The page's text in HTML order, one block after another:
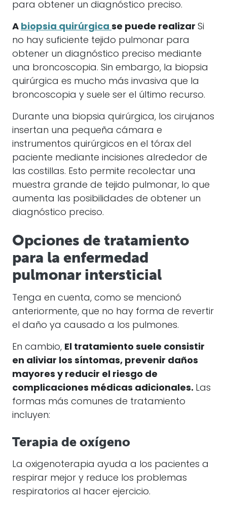
para obtener un diagnóstico preciso.
A biopsia quirúrgica se puede realizar Si
no hay suficiente tejido pulmonar para
obtener un diagnóstico preciso mediante
una broncoscopia. Sin embargo, la biopsia
quirúrgica es mucho más invasiva que la
broncoscopia y suele ser el último recurso.
Durante una biopsia quirúrgica, los cirujanos
insertan una pequeña cámara e
instrumentos quirúrgicos en el tórax del
paciente mediante incisiones alrededor de
las costillas. Esto permite recolectar una
muestra grande de tejido pulmonar, lo que
aumenta las posibilidades de obtener un
diagnóstico preciso.
Opciones de tratamiento
para la enfermedad
pulmonar intersticial
Tenga en cuenta, como se mencionó
anteriormente, que no hay forma de revertir
el daño ya causado a los pulmones.
En cambio, El tratamiento suele consistir
en aliviar los síntomas, prevenir daños
mayores y reducir el riesgo de
complicaciones médicas adicionales. Las
formas más comunes de tratamiento
incluyen:
Terapia de oxígeno
La oxigenoterapia ayuda a los pacientes a
respirar mejor y reduce los problemas
respiratorios al hacer ejercicio.